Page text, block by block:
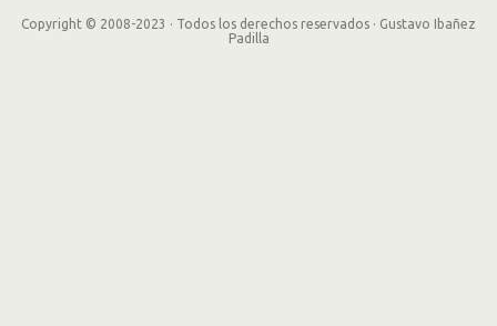
Copyright © 2008-2023 · Todos los derechos reservados · Gustavo Ibañez
Padilla